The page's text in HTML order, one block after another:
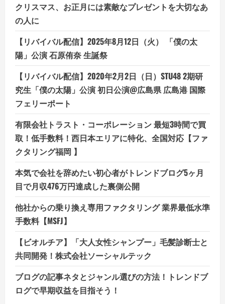
クリスマス、お正月には素敵なプレゼントを大切なあ
の人に
【リバイバル配信】2025年8月12日（火） 「僕の太
陽」公演 石原侑奈 生誕祭
【リバイバル配信】2020年2月2日（日）STU48 2期研
究生「僕の太陽」公演 初日公演@広島県 広島港 国際
フェリーポート
有限会社トラスト・コーポレーション 最短3時間で買
取！低手数料！西日本エリアに特化、全国対応【ファ
クタリング福岡 】
本気で会社を辞めたい初心者がトレンドブログ5ヶ月
目で月収476万円達成した裏側公開
他社からの乗り換え専用ファクタリング 業界最低水準
手数料【MSFJ】
【ビオルチア】「大人女性シャンプー」毛髪診断士と
共同開発！株式会社ソーシャルテック
ブログの記事ネタとジャンル選びの方法！トレンドブ
ログで早期収益を目指そう！